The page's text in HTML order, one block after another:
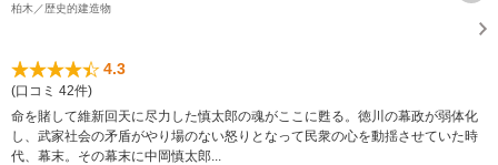
柏木／歴史的建造物
4.3
(口コミ 42件)
命を賭して維新回天に尽力した慎太郎の魂がここに甦る。徳川の幕政が弱体化
し、武家社会の矛盾がやり場のない怒りとなって民衆の心を動揺させていた時
代、幕末。その幕末に中岡慎太郎...